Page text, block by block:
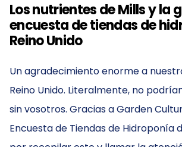
Los nutrientes de Mills y la
encuesta de tiendas de
Reino Unido
Un agradecimiento enorme a
Reino Unido. Literalmente, no
sin vosotros. Gracias a Garden
Encuesta de Tiendas de Hidroponía